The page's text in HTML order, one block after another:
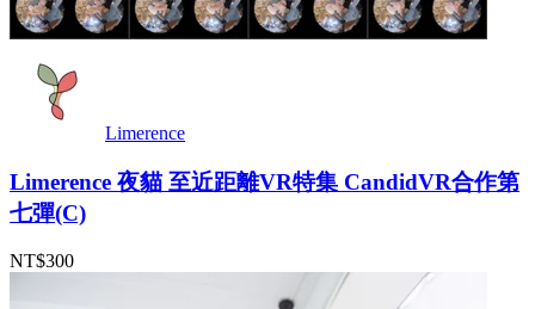
Limerence
Limerence 夜貓 至近距離VR特集 CandidVR合作第
七彈(C)
NT$300